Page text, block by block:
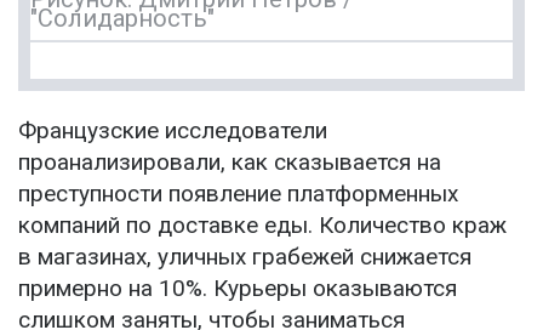
"Солидарность"
Французские исследователи
проанализировали, как сказывается на
преступности появление платформенных
компаний по доставке еды. Количество краж
в магазинах, уличных грабежей снижается
примерно на 10%. Курьеры оказываются
слишком заняты, чтобы заниматься